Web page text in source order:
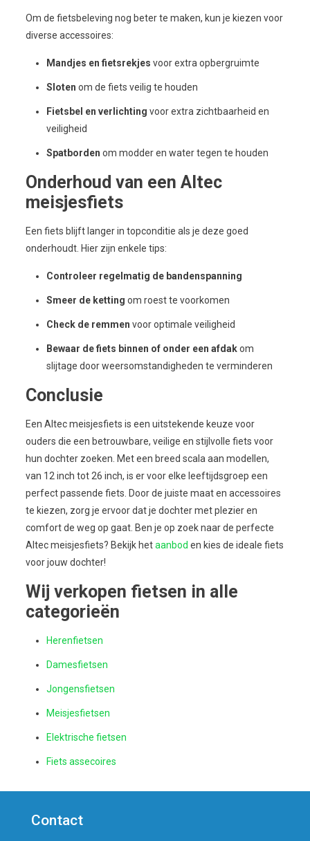
Om de fietsbeleving nog beter te maken, kun je kiezen voor
diverse accessoires:
Mandjes en fietsrekjes voor extra opbergruimte
Sloten om de fiets veilig te houden
Fietsbel en verlichting voor extra zichtbaarheid en
veiligheid
Spatborden om modder en water tegen te houden
Onderhoud van een Altec
meisjesfiets
Een fiets blijft langer in topconditie als je deze goed
onderhoudt. Hier zijn enkele tips:
Controleer regelmatig de bandenspanning
Smeer de ketting om roest te voorkomen
Check de remmen voor optimale veiligheid
Bewaar de fiets binnen of onder een afdakom
slijtage door weersomstandigheden te verminderen
Conclusie
Een Altec meisjesfiets is een uitstekende keuze voor
ouders die een betrouwbare, veilige en stijlvolle fiets voor
hun dochter zoeken. Met een breed scala aan modellen,
van 12 inch tot 26 inch, is er voor elke leeftijdsgroep een
perfect passende fiets. Door de juiste maat en accessoires
te kiezen, zorg je ervoor dat je dochter met plezier en
comfort de weg op gaat. Ben je op zoek naar de perfecte
Altec meisjesfiets? Bekijk hetaanbod en kies de ideale fiets
voor jouw dochter!
Wij verkopen fietsen in alle
categorieën
Herenfietsen
Damesfietsen
Jongensfietsen
Meisjesfietsen
Elektrische fietsen
Fiets assecoires
Contact